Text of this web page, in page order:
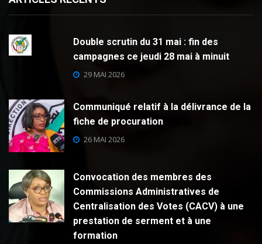
Double scrutin du 31 mai : fin des
campagnes ce jeudi 28 mai à minuit
29 MAI 2026
Communiqué relatif à la délivrance de la
fiche de procuration
26 MAI 2026
Convocation des membres des
Commissions Administratives de
Centralisation des Votes (CACV) à une
prestation de serment et à une
formation